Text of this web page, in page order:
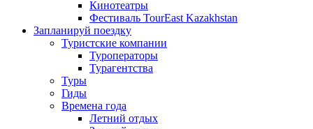
Кинотеатры
Фестиваль TourEast Kazakhstan
Запланируй поездку
Туристские компании
Туроператоры
Турагентства
Туры
Гиды
Времена года
Летний отдых